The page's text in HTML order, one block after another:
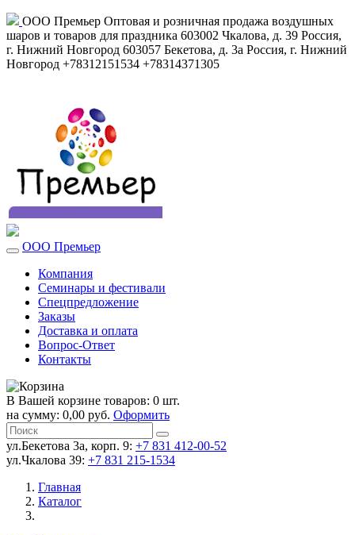
ООО Премьер Оптовая и розничная продажа воздушных
шаров и товаров для праздника 603002 Чкалова, д. 39 Россия,
г. Нижний Новгород 603057 Бекетова, д. 3а Россия, г. Нижний
Новгород +78312151534 +78314371305
ООО Премьер
Компания
Семинары и фестивали
Спецпредложение
Заказы
Доставка и оплата
Вопрос-Ответ
Контакты
В Вашей корзине товаров: 0 шт.
на сумму: 0,00 руб. Оформить
ул.Бекетова 3а, корп. 9: +7 831 412-00-52
ул.Чкалова 39: +7 831 215-1534
Главная
Каталог